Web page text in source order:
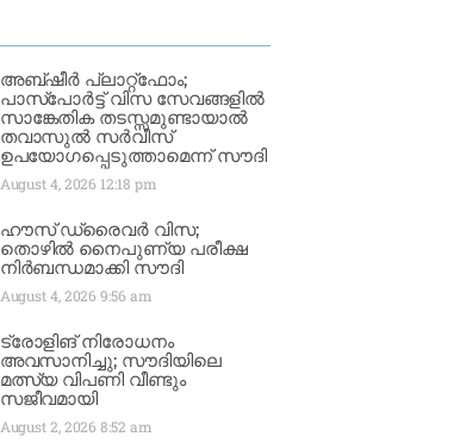
അബ്ഷീർ പ്ലാറ്റ്‌ഫോം;
പാസ്‌പോർട്ട് വിസ സേവങ്ങളിൽ
സാങ്കേതിക തടസ്സമുണ്ടായാൽ
തവാസുൽ സർവീസ്
ഉപയോഗപ്പെടുത്താമെന്ന് സൗദി
August 4, 2026 12:18 pm
ഹൗസ് ഡ്രൈവർ വിസ;
തൊഴിൽ നൈപുണ്യ പരീക്ഷ
നിർബന്ധമാക്കി സൗദി
August 4, 20269:56 am
ട്രോളിങ് നിരോധനം
അവസാനിച്ചു; സൗദിയിലെ
മത്സ്യ വിപണി വീണ്ടും
സജീവമായി
August 2, 20268:52 am